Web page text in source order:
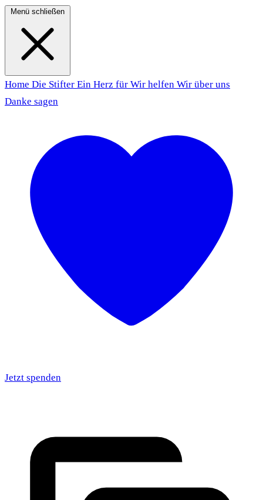
Menü schließen
Home Die Stifter Ein Herz für Wir helfen Wir über uns
Danke sagen
Jetzt spenden